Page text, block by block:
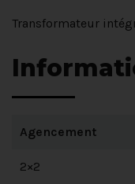
Transformateur
Agencement
2×2